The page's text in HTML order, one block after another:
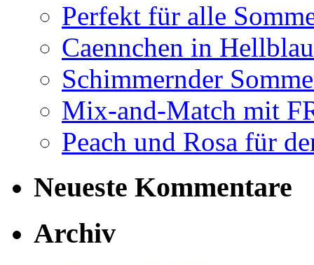
Perfekt für alle
Caennchen in
Schimmernder
Mix-and-Match mit
Peach und Rosa für
Neueste Kommentare
Archiv